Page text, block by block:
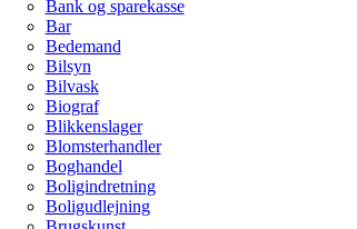
Bank og sparekasse
Bar
Bedemand
Bilsyn
Bilvask
Biograf
Blikkenslager
Blomsterhandler
Boghandel
Boligindretning
Boligudlejning